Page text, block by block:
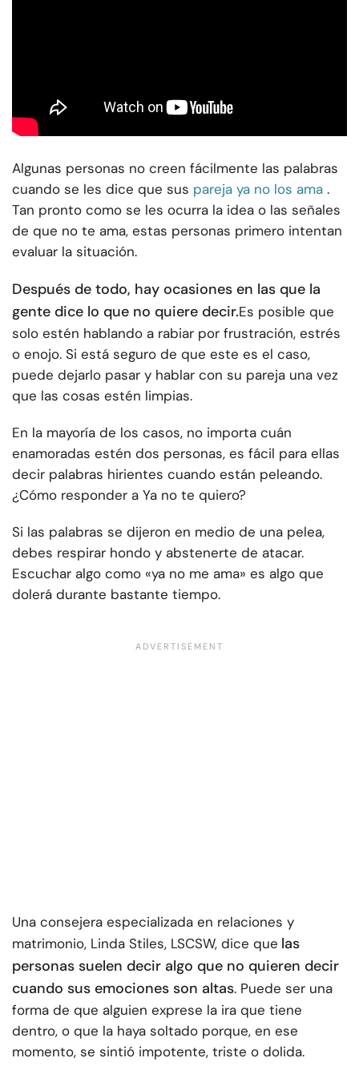
Algunas personas no creen fácilmente las palabras
cuando se les dice que sus pareja ya no los ama .
Tan pronto como se les ocurra la idea o las señales
de que no te ama, estas personas primero intentan
evaluar la situación.
Después de todo, hay ocasiones en las que la
gente dice lo que no quiere decir.Es posible que
solo estén hablando a rabiar por frustración, estrés
o enojo. Si está seguro de que este es el caso,
puede dejarlo pasar y hablar con su pareja una vez
que las cosas estén limpias.
En la mayoría de los casos, no importa cuán
enamoradas estén dos personas, es fácil para ellas
decir palabras hirientes cuando están peleando.
¿Cómo responder a Ya no te quiero?
Si las palabras se dijeron en medio de una pelea,
debes respirar hondo y abstenerte de atacar.
Escuchar algo como «ya no me ama» es algo que
dolerá durante bastante tiempo.
Una consejera especializada en relaciones y
matrimonio, Linda Stiles, LSCSW, dice que las
personas suelen decir algo que no quieren decir
cuando sus emociones son altas. Puede ser una
forma de que alguien exprese la ira que tiene
dentro, o que la haya soltado porque, en ese
momento, se sintió impotente, triste o dolida.